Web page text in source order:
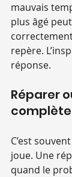
mauvais
plus âgé
repère.
réponse.
Réparer
C’est
joue. Une
quand le